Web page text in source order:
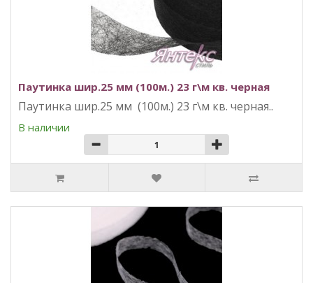
Паутинка шир.25 мм (100м.) 23 г\м кв. черная
Паутинка шир.25 мм (100м.) 23 г\м кв. черная..
В наличии